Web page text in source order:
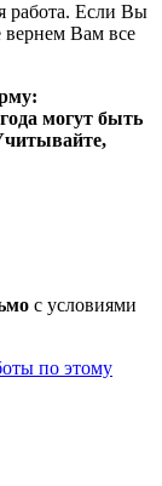
работа. Если Вы
вернем Вам все
могут быть
с условиями
по этому